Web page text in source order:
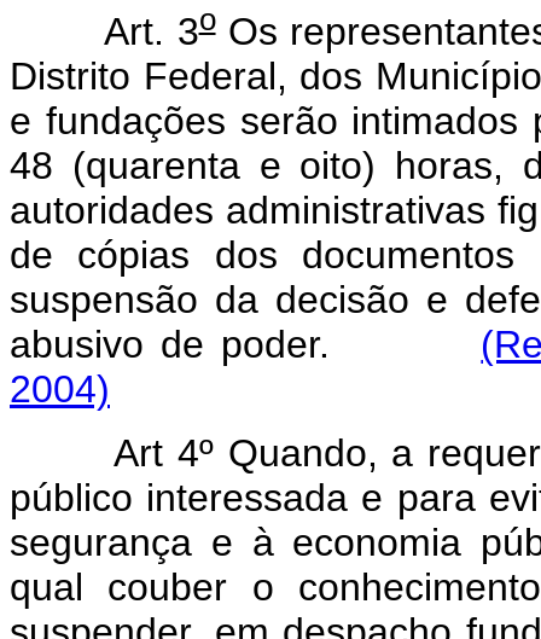
Art. 3oOs
Distrito Federal, dos
e fundações serão
48 (quarenta e oito) horas,
autoridades administrativas
de cópias dos documentos
suspensão da decisão e
abusivo de poder.
2004)
Art 4º Quando, a
público interessada e para
segurança e à economia
qual couber o